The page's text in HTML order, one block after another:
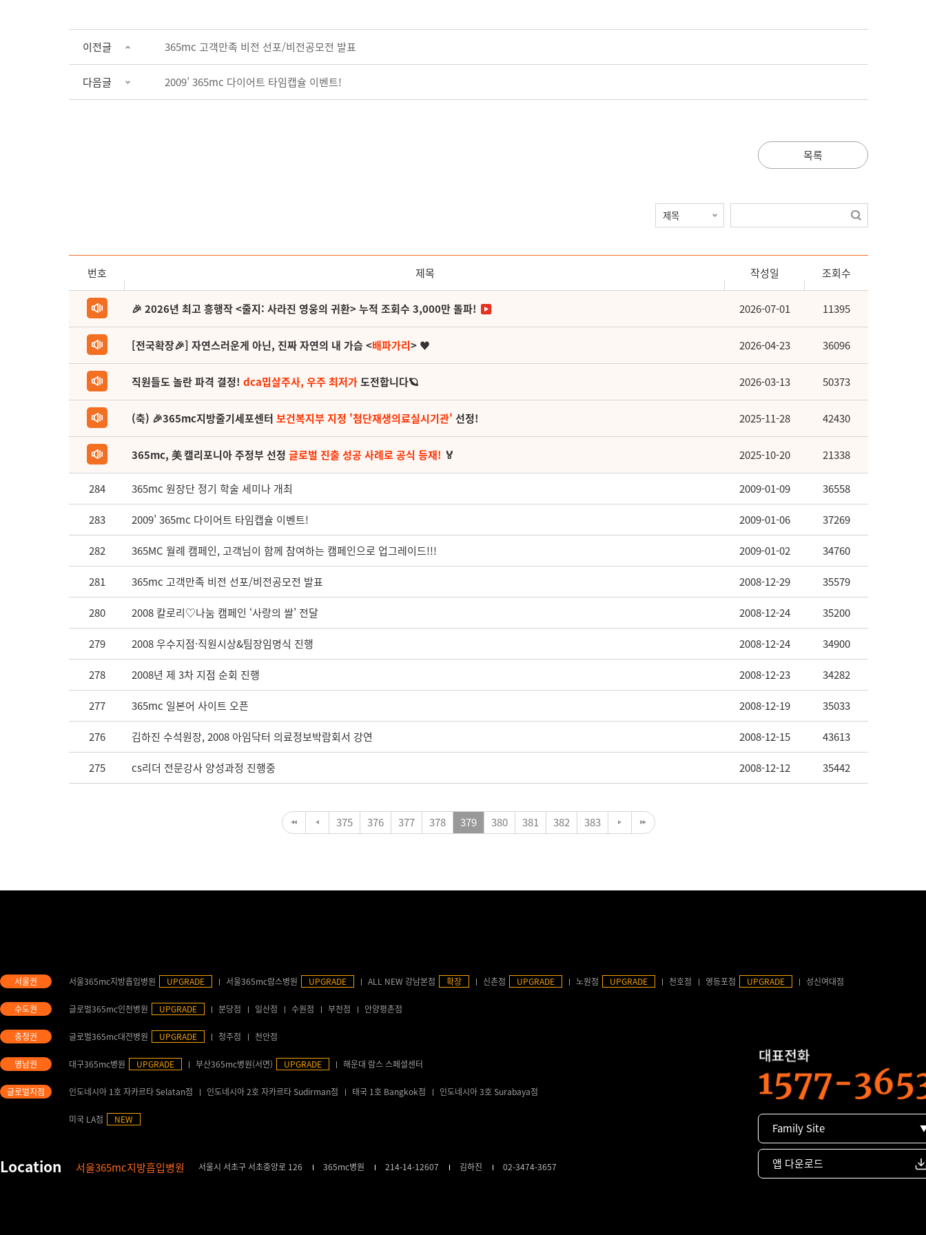
이전글 365mc 고객만족 비전 선포/비전공모전 발표
다음글 2009’ 365mc 다이어트 타임캡슐 이벤트!
목록
번호 제목 작성일 조회수
🎉 2026년 최고 흥행작 <줄지: 사라진 영웅의 귀환> 누적 조회수 3,000만 돌파! 2026-07-01 11395
[전국확장🎉] 자연스러운게 아닌, 진짜 자연의 내 가슴 <배파가리> ♥ 2026-04-23 36096
직원들도 놀란 파격 결정! dca밉살주사, 우주 최저가도전합니다🪐 2026-03-13 50373
(축) 🎉365mc지방줄기세포센터 보건복지부 지정 '첨단재생의료실시기관' 선정! 2025-11-28 42430
365mc, 美 캘리포니아 주정부 선정 글로벌 진출 성공 사례로 공식 등재! 🏅 2025-10-20 21338
284 365mc 원장단 정기 학술 세미나 개최 2009-01-09 36558
283 2009’ 365mc 다이어트 타임캡슐 이벤트! 2009-01-06 37269
282 365MC 월례 캠페인, 고객님이 함께 참여하는 캠페인으로 업그레이드!!! 2009-01-02 34760
281 365mc 고객만족 비전 선포/비전공모전 발표 2008-12-29 35579
280 2008 칼로리♡나눔 캠페인 ‘사랑의 쌀’ 전달 2008-12-24 35200
279 2008 우수지점·직원시상&팀장임명식 진행 2008-12-24 34900
278 2008년 제 3차 지점 순회 진행 2008-12-23 34282
277 365mc 일본어 사이트 오픈 2008-12-19 35033
276 김하진 수석원장, 2008 아임닥터 의료정보박람회서 강연 2008-12-15 43613
275 cs리더 전문강사 양성과정 진행중 2008-12-12 35442
375 376 377 378 379 380 381 382 383
서울365mc지방흡입병원 UPGRADE 서울365mc람스병원 UPGRADE ALL NEW 강남본점 확장 신촌점 UPGRADE 노원점 UPGRADE 천호점 영등포점 UPGRADE 성신여대점
글로벌365mc인천병원 UPGRADE 분당점 일산점 수원점 부천점 안양평촌점
글로벌365mc대전병원 UPGRADE 청주점 천안점
대구365mc병원 UPGRADE 부산365mc병원(서면) UPGRADE 해운대 람스 스페셜센터
인도네시아 1호 자카르타 Selatan점 인도네시아 2호 자카르타 Sudirman점 태국 1호 Bangkok점 인도네시아 3호 Surabaya점
미국 LA점 NEW
서울365mc지방흡입병원 서울시 서초구 서초중앙로 126 365mc병원 214-14-12607 김하진 02-3474-3657
Family Site
앱 다운로드